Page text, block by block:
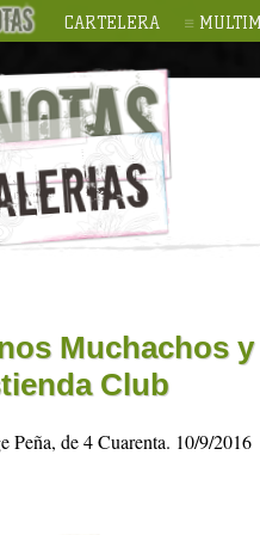
CARTELERA
Muchachos
Club
Peña, de 4 Cuarenta. 10/9/2016